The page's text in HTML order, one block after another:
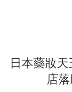
日本藥妝
店